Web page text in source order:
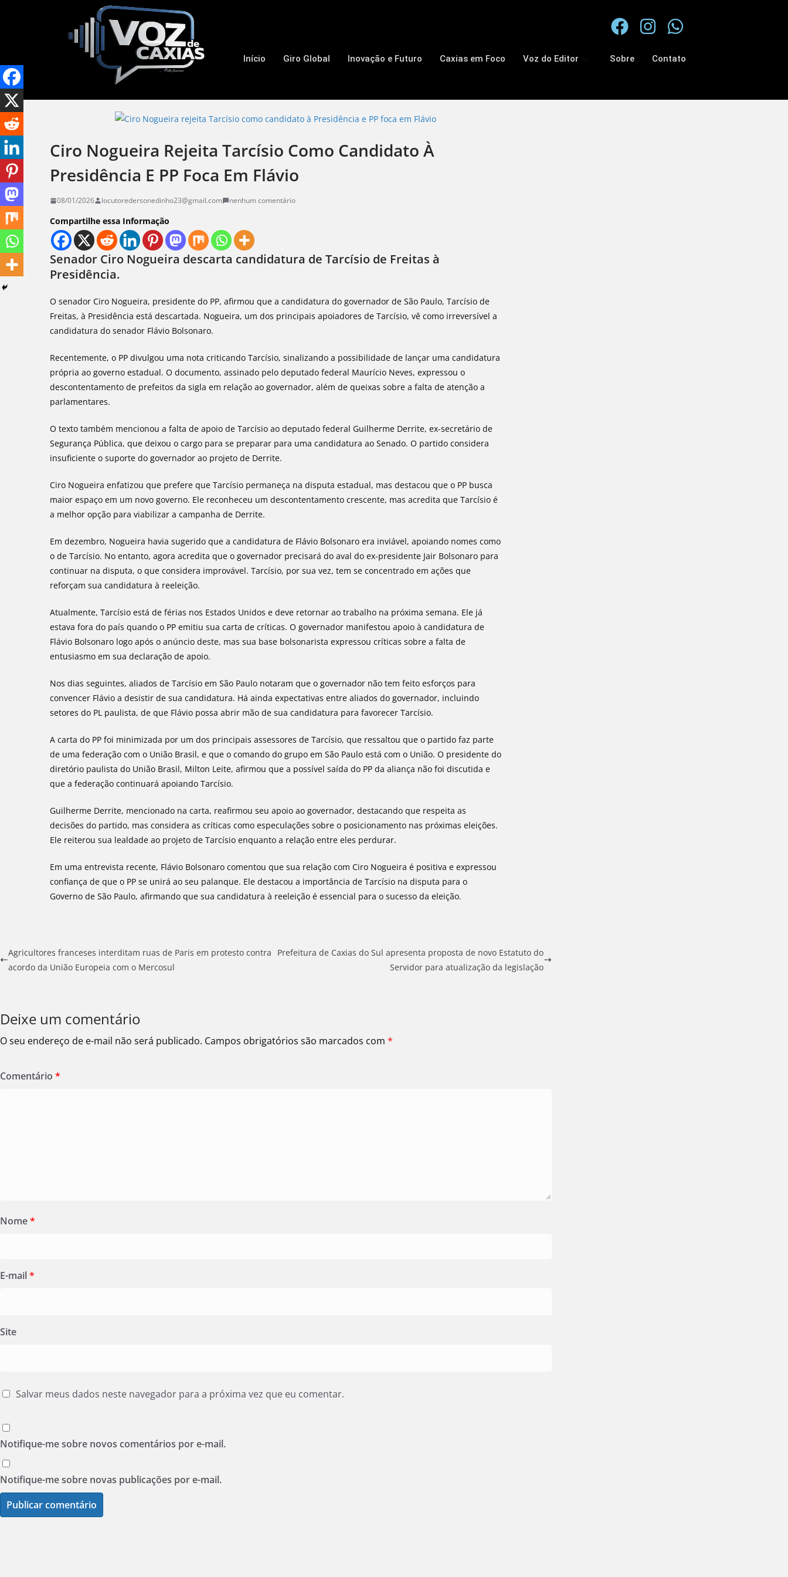
Início Giro Global Inovação e Futuro Caxias em Foco Voz do Editor Sobre Contato
Ciro Nogueira Rejeita Tarcísio Como Candidato À
Presidência E PP Foca Em Flávio
08/01/2026 locutoredersonedinho23@gmail.com nenhum comentário
Compartilhe essa Informação
Senador Ciro Nogueira descarta candidatura de Tarcísio de Freitas à
Presidência.
O senador Ciro Nogueira, presidente do PP, afirmou que a candidatura do governador de São Paulo, Tarcísio de
Freitas, à Presidência está descartada. Nogueira, um dos principais apoiadores de Tarcísio, vê como irreversível a
candidatura do senador Flávio Bolsonaro.
Recentemente, o PP divulgou uma nota criticando Tarcísio, sinalizando a possibilidade de lançar uma candidatura
própria ao governo estadual. O documento, assinado pelo deputado federal Maurício Neves, expressou o
descontentamento de prefeitos da sigla em relação ao governador, além de queixas sobre a falta de atenção a
parlamentares.
O texto também mencionou a falta de apoio de Tarcísio ao deputado federal Guilherme Derrite, ex-secretário de
Segurança Pública, que deixou o cargo para se preparar para uma candidatura ao Senado. O partido considera
insuficiente o suporte do governador ao projeto de Derrite.
Ciro Nogueira enfatizou que prefere que Tarcísio permaneça na disputa estadual, mas destacou que o PP busca
maior espaço em um novo governo. Ele reconheceu um descontentamento crescente, mas acredita que Tarcísio é
a melhor opção para viabilizar a campanha de Derrite.
Em dezembro, Nogueira havia sugerido que a candidatura de Flávio Bolsonaro era inviável, apoiando nomes como
o de Tarcísio. No entanto, agora acredita que o governador precisará do aval do ex-presidente Jair Bolsonaro para
continuar na disputa, o que considera improvável. Tarcísio, por sua vez, tem se concentrado em ações que
reforçam sua candidatura à reeleição.
Atualmente, Tarcísio está de férias nos Estados Unidos e deve retornar ao trabalho na próxima semana. Ele já
estava fora do país quando o PP emitiu sua carta de críticas. O governador manifestou apoio à candidatura de
Flávio Bolsonaro logo após o anúncio deste, mas sua base bolsonarista expressou críticas sobre a falta de
entusiasmo em sua declaração de apoio.
Nos dias seguintes, aliados de Tarcísio em São Paulo notaram que o governador não tem feito esforços para
convencer Flávio a desistir de sua candidatura. Há ainda expectativas entre aliados do governador, incluindo
setores do PL paulista, de que Flávio possa abrir mão de sua candidatura para favorecer Tarcísio.
A carta do PP foi minimizada por um dos principais assessores de Tarcísio, que ressaltou que o partido faz parte
de uma federação com o União Brasil, e que o comando do grupo em São Paulo está com o União. O presidente do
diretório paulista do União Brasil, Milton Leite, afirmou que a possível saída do PP da aliança não foi discutida e
que a federação continuará apoiando Tarcísio.
Guilherme Derrite, mencionado na carta, reafirmou seu apoio ao governador, destacando que respeita as
decisões do partido, mas considera as críticas como especulações sobre o posicionamento nas próximas eleições.
Ele reiterou sua lealdade ao projeto de Tarcísio enquanto a relação entre eles perdurar.
Em uma entrevista recente, Flávio Bolsonaro comentou que sua relação com Ciro Nogueira é positiva e expressou
confiança de que o PP se unirá ao seu palanque. Ele destacou a importância de Tarcísio na disputa para o
Governo de São Paulo, afirmando que sua candidatura à reeleição é essencial para o sucesso da eleição.
Agricultores franceses interditam ruas de Paris em protesto contra
acordo da União Europeia com o Mercosul
Prefeitura de Caxias do Sul apresenta proposta de novo Estatuto do
Servidor para atualização da legislação
Deixe um comentário
O seu endereço de e-mail não será publicado. Campos obrigatórios são marcados com *
Comentário *
Nome*
E-mail*
Site
Salvar meus dados neste navegador para a próxima vez que eu comentar.
Notifique-me sobre novos comentários por e-mail.
Notifique-me sobre novas publicações por e-mail.